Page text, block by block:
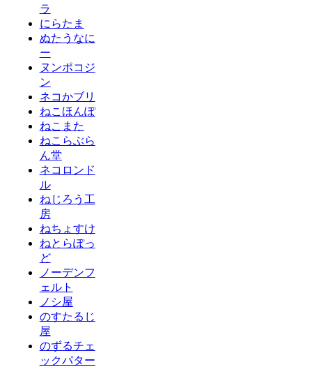
ラ
にらたま
ぬたうなに
ー
ヌンポコジ
ン
ネコかブリ
ねこほんぽ
ねこまた
ねこらぶら
ん堂
ネコロンド
ル
ねじろう工
房
ねちょすけ
ねとらぽっ
ど
ノーデンフ
ェルト
ノシ屋
のすたるじ
屋
のずるチェ
ックパター